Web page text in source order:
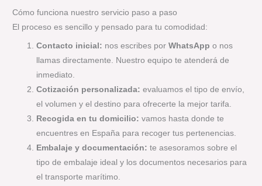
Cómo funciona nuestro servicio paso a paso
El proceso es sencillo y pensado para tu comodidad:
Contacto inicial: nos escribes porWhatsApp o nos
llamas directamente. Nuestro equipo te atenderá de
inmediato.
Cotización personalizada: evaluamos el tipo de envío,
el volumen y el destino para ofrecerte la mejor tarifa.
Recogida en tu domicilio: vamos hasta donde te
encuentres en España para recoger tus pertenencias.
Embalaje y documentación: te asesoramos sobre el
tipo de embalaje ideal y los documentos necesarios para
el transporte marítimo.